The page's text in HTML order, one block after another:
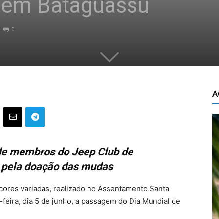
Bataguassu
0
membros do Jeep Club de
doação das mudas
variadas, realizado no Assentamento Santa
dia 5 de junho, a passagem do Dia Mundial de